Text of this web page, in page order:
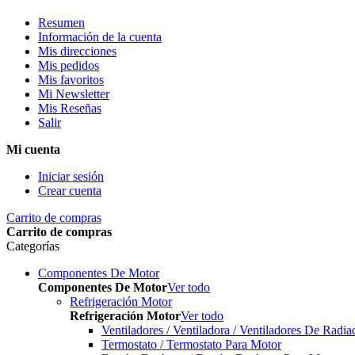
Resumen
Información de la cuenta
Mis direcciones
Mis pedidos
Mis favoritos
Mi Newsletter
Mis Reseñas
Salir
Mi cuenta
Iniciar sesión
Crear cuenta
Carrito de compras
Carrito de compras
Categorías
Componentes De Motor
Componentes De MotorVer todo
Refrigeración Motor
Refrigeración MotorVer todo
Ventiladores / Ventiladora / Ventiladores De
Termostato / Termostato Para Motor